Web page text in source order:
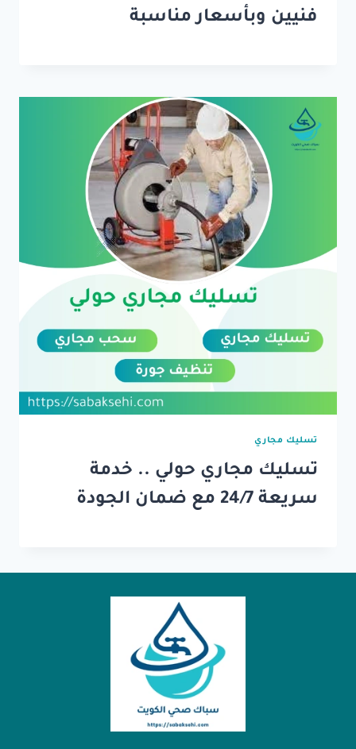
فنيين وبأسعار مناسبة
تسليك مجاري
تسليك مجاري حولي .. خدمة
سريعة 24/7 مع ضمان الجودة